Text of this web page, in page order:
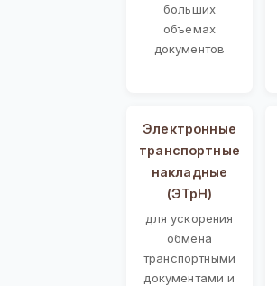
больших
объемах
документов
Электронные
транспортные
накладные
(ЭТрН)
для ускорения
обмена
транспортными
документами и